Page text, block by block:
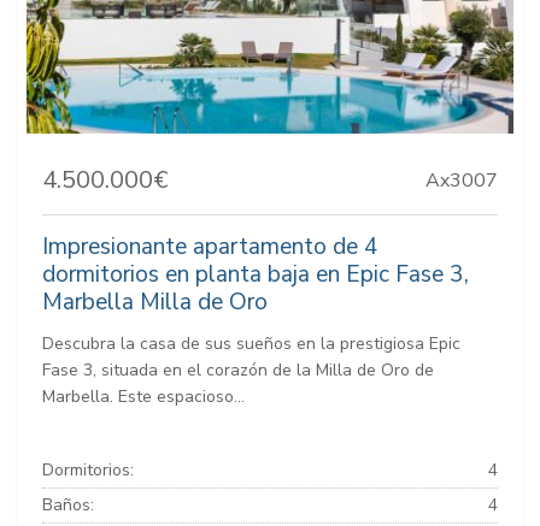
4.500.000€ Ax3007
Impresionante apartamento de 4
dormitorios en planta baja en Epic Fase 3,
Marbella Milla de Oro
Descubra la casa de sus sueños en la prestigiosa Epic
Fase 3, situada en el corazón de la Milla de Oro de
Marbella. Este espacioso...
Dormitorios:
4
Baños:
4